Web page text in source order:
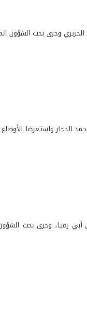
وجرى بحث الشؤون
الحجار واستعرضا
أبي رميا، وجرى بحث